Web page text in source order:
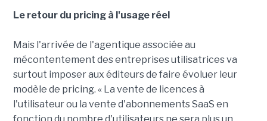
Le retour du pricing à l'usage réel
Mais l'arrivée de l'agentique associée au
mécontentement des entreprises utilisatrices va
surtout imposer aux éditeurs de faire évoluer leur
modèle de pricing. « La vente de licences à
l'utilisateur ou la vente d'abonnements SaaS en